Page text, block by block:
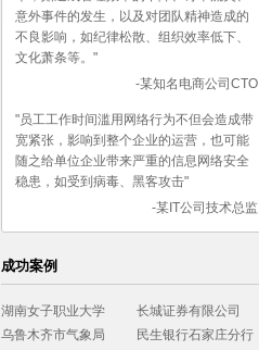
意外事件的发生，以及对团队精神造成的
不良影响，如纪律松散、组织效率低下、
文化萧条等。"
-某知名电商公司CTO
"员工工作时间滥用网络行为不但会造成带
宽紧张，影响到整个企业的运营，也可能
随之给单位企业带来严重的信息网络安全
稳患，如受到病毒、黑客攻击"
-某IT公司技术总监
成功案例
湖南女子职业大学
长城证券有限公司
乌鲁木齐市气象局
民生银行石家庄分行